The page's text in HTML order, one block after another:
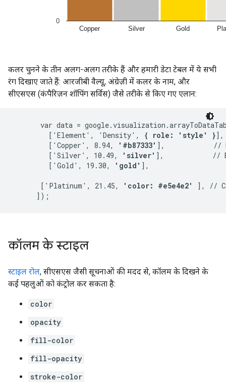
कलर चुनने के तीन अलग-अलग तरीके हैं और हमारी डेटा टेबल में ये सभी
रंग दिखाए जाते हैं: आरजीबी वैल्यू, अंग्रेज़ी में कलर के नाम, और
सीएसएस (कंपैरिज़न शॉपिंग सर्विस) जैसे तरीके से किए गए एलान:
var data =
         ['Element', 'Density',
{ role: 'style' }],
         ['Copper', 8.94,
'#b87333' ],            //
         ['Silver', 10.49,
'silver' ],            //
         ['Gold', 19.30,
'gold' ],
       ['Platinum', 21.45,
'color: #e5e4e2'
], //
कॉलम के स्टाइल
स्टाइल रोल, सीएसएस जैसी सूचनाओं की मदद से, कॉलम के दिखने के
कई पहलुओं को कंट्रोल कर सकता है:
color
opacity
fill-color
fill-opacity
stroke-color